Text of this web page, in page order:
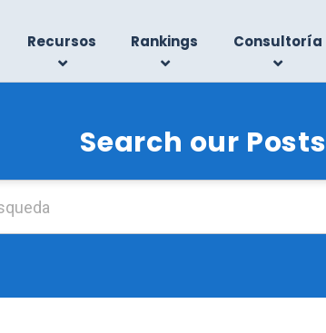
Recursos Rankings Consultoría
Search our Posts